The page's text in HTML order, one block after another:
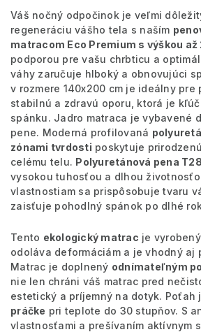
Váš nočný odpočinok je veľmi
regeneráciu vášho tela s naším
matracom Eco Premium s výškou až
podporou pre vašu chrbticu a
váhy zaručuje hlboký a obnovujúci
v rozmere 140x200 cm je ideálny pre
stabilnú a zdravú oporu, ktorá je
spánku. Jadro matraca je vybavené
pene. Moderná profilovaná
zónami tvrdosti poskytuje
celému telu. Polyuretánová pena T28
vysokou tuhosťou a dlhou
vlastnostiam sa prispôsobuje tvaru
zaisťuje pohodlný spánok po dlhé
Tento ekologický matrac je vyrobený
odoláva deformáciám a je vhodný aj
Matrac je doplnený odnímateľným
nie len chráni váš matrac pred
estetický a príjemný na dotyk. Poťah
práčke pri teplote do 30 stupňov. S
vlastnosťami a prešívaním aktívnym